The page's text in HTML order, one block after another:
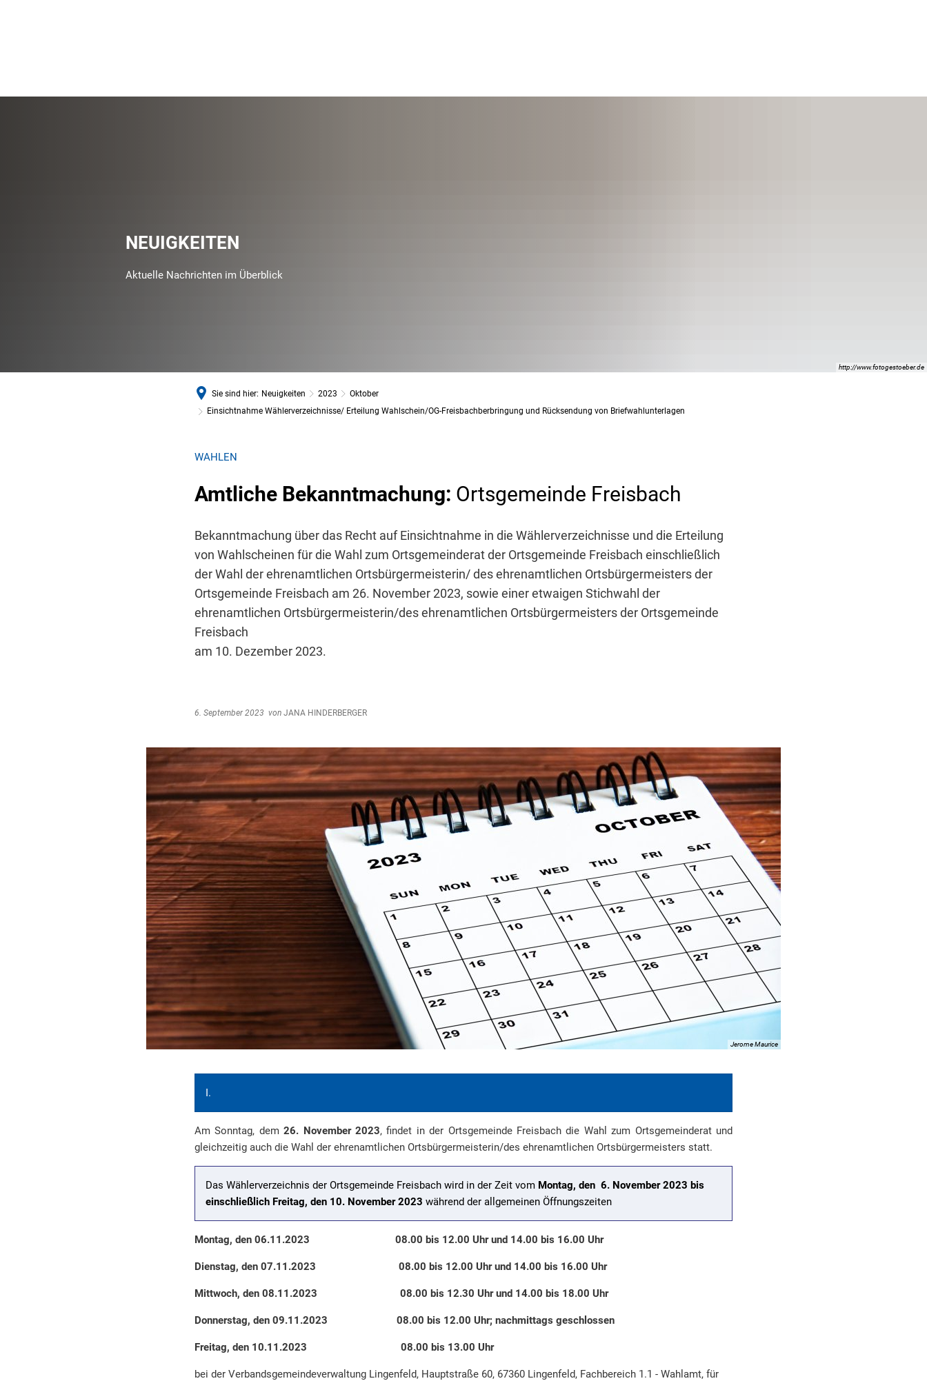
http://www.fotogestoeber.de
NEUIGKEITEN
Aktuelle Nachrichten im Überblick
Sie sind hier: Neuigkeiten 2023
Oktober
Einsichtnahme Wählerverzeichnisse/ Erteilung Wahlschein/OG-Freisbachberbringung und Rücksendung von Briefwahlunterlagen
WAHLEN
Amtliche Bekanntmachung: Ortsgemeinde Freisbach
Bekanntmachung über das Recht auf Einsichtnahme in die Wählerverzeichnisse und die Erteilung
von Wahlscheinen für die Wahl zum Ortsgemeinderat der Ortsgemeinde Freisbach einschließlich
der Wahl der ehrenamtlichen Ortsbürgermeisterin/ des ehrenamtlichen Ortsbürgermeisters der
Ortsgemeinde Freisbach am 26. November 2023, sowie einer etwaigen Stichwahl der
ehrenamtlichen Ortsbürgermeisterin/des ehrenamtlichen Ortsbürgermeisters der Ortsgemeinde
Freisbach
am 10. Dezember 2023.
6. September 2023 von JANA HINDERBERGER
Jerome Maurice
I.
Am Sonntag, dem26. November 2023, findet in der Ortsgemeinde Freisbach die Wahl zum Ortsgemeinderat und
gleichzeitig auch die Wahl der ehrenamtlichen Ortsbürgermeisterin/des ehrenamtlichen Ortsbürgermeisters statt.
Das Wählerverzeichnis der Ortsgemeinde Freisbach wird in der Zeit vom Montag, den 6. November 2023 bis
einschließlich Freitag, den 10. November 2023 während der allgemeinen Öffnungszeiten
Montag, den 06.11.2023 08.00 bis 12.00 Uhr und 14.00 bis 16.00 Uhr
Dienstag, den 07.11.2023 08.00 bis 12.00 Uhr und 14.00 bis 16.00 Uhr
Mittwoch, den 08.11.2023 08.00 bis 12.30 Uhr und 14.00 bis 18.00 Uhr
Donnerstag, den 09.11.2023 08.00 bis 12.00 Uhr; nachmittags geschlossen
Freitag, den 10.11.2023 08.00 bis 13.00 Uhr
bei der Verbandsgemeindeverwaltung Lingenfeld, Hauptstraße 60, 67360 Lingenfeld, Fachbereich 1.1 - Wahlamt, für